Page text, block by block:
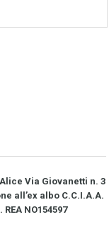
Via Giovanetti n. 3
all’ex albo C.C.I.A.A.
NO­154597